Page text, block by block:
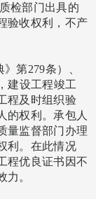
检部门出具的
验收权利，不产
第279条）、
建设工程竣工
程及时组织验
的权利。承包人
量监督部门办理
利。在此情况
程优良证书因不
力。